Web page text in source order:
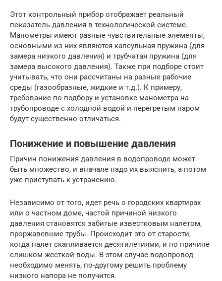
Этот контрольный прибор отображает реальный
показатель давления в технологической системе.
Манометры имеют разные чувствительные элементы,
основными из них являются капсульная пружина (для
замера низкого давления) и трубчатая пружина (для
замера высокого давления). Также при подборе стоит
учитывать, что они рассчитаны на разные рабочие
среды (газообразные, жидкие и т.д.). К примеру,
требование по подбору и установке манометра на
трубопроводе с холодной водой и перегретым паром
будут существенно отличаться.
Понижение и повышение давления
Причин понижения давления в водопроводе может
быть множество, и вначале надо их выяснить, а потом
уже приступать к устранению.
Независимо от того, идет речь о городских квартирах
или о частном доме, частой причиной низкого
давления становятся забитые известковым налетом,
проржавевшие трубы. Происходит это от старости,
когда налет скапливается десятилетиями, и по причине
слишком жесткой воды. В этом случае водопровод
необходимо менять, по-другому решить проблему
низкого напора не получится.